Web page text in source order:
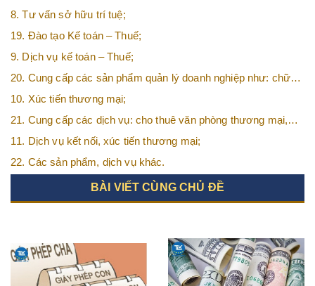
8. Tư vấn sở hữu trí tuệ;
19. Đào tạo Kế toán – Thuế;
9. Dịch vụ kế toán – Thuế;
20. Cung cấp các sản phẩm quản lý doanh nghiệp như: chữ
ký số, hóa đơn điện tử, BHXH,…vv
10. Xúc tiến thương mại;
21. Cung cấp các dịch vụ: cho thuê văn phòng thương mại,
văn phòng ảo, văn phòng chia sẻ…vv
11. Dịch vụ kết nối, xúc tiến thương mại;
22. Các sản phẩm, dịch vụ khác.
BÀI VIẾT CÙNG CHỦ ĐỀ